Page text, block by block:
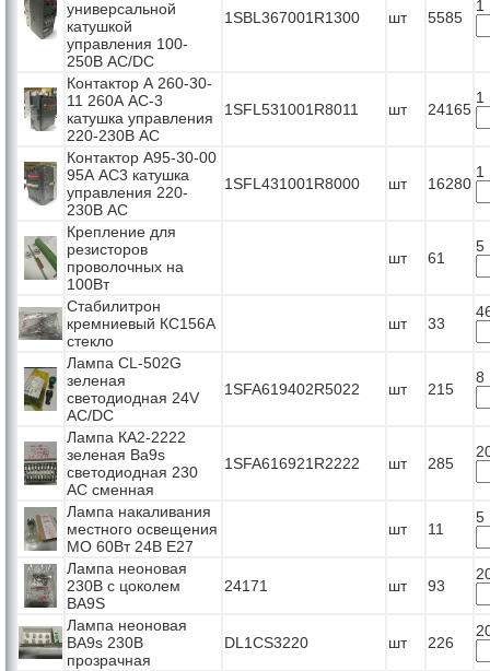
универсальной
катушкой
управления 100-
250В АС/DC
1SBL367001R1300 шт 5585
1
Контактор А 260-30-
11 260А АС-3
катушка управления
220-230В АС
1SFL531001R8011 шт 24165
1
Контактор А95-30-00
95А АС3 катушка
управления 220-
230В АС
1SFL431001R8000 шт 16280
1
Крепление для
резисторов
проволочных на
100Вт
шт 61
5
Стабилитрон
кремниевый КС156А
стекло
шт 33
Лампа CL-502G
зеленая
светодиодная 24V
AC/DC
1SFA619402R5022 шт 215
8
Лампа КА2-2222
зеленая Ba9s
светодиодная 230
AC сменная
1SFA616921R2222 шт 285
Лампа накаливания
местного освещения
МО 60Вт 24В Е27
шт 11
5
Лампа неоновая
230В с цоколем
BA9S
24171 шт 93
Лампа неоновая
BA9s 230В
прозрачная
DL1CS3220 шт 226